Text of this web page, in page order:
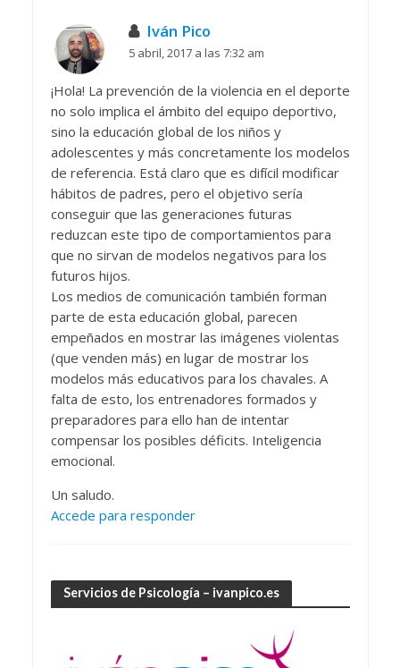
Iván Pico
5 abril, 2017 a las 7:32 am
¡Hola! La prevención de la violencia en el deporte
no solo implica el ámbito del equipo deportivo,
sino la educación global de los niños y
adolescentes y más concretamente los modelos
de referencia. Está claro que es difícil modificar
hábitos de padres, pero el objetivo sería
conseguir que las generaciones futuras
reduzcan este tipo de comportamientos para
que no sirvan de modelos negativos para los
futuros hijos.
Los medios de comunicación también forman
parte de esta educación global, parecen
empeñados en mostrar las imágenes violentas
(que venden más) en lugar de mostrar los
modelos más educativos para los chavales. A
falta de esto, los entrenadores formados y
preparadores para ello han de intentar
compensar los posibles déficits. Inteligencia
emocional.
Un saludo.
Accede para responder
Servicios de Psicología – ivanpico.es